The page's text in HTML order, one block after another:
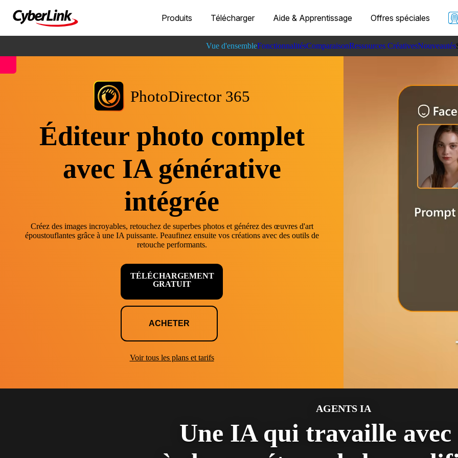
Produits Télécharger Aide & Apprentissage Offres spéciales
Vue d'ensembleFonctionnalitésComparaisonRessources CréativesNouveautés
PhotoDirector 365
Éditeur photo complet
avec IA générative
intégrée
Créez des images incroyables, retouchez de superbes photos et générez des œuvres d'art
époustouflantes grâce à une IA puissante. Peaufinez ensuite vos créations avec des outils de
retouche performants.
TÉLÉCHARGEMENT
GRATUIT
ACHETER
Voir tous les plans et tarifs
AGENTS IA
Une IA qui travaille avec